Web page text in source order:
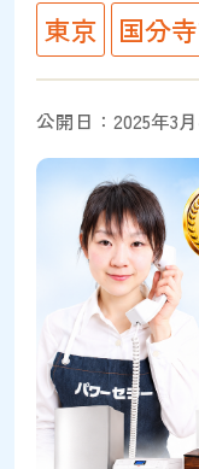
東京
国分
公開日：2025年3